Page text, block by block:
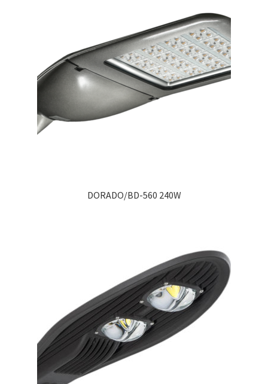
DORADO/BD-560 240W